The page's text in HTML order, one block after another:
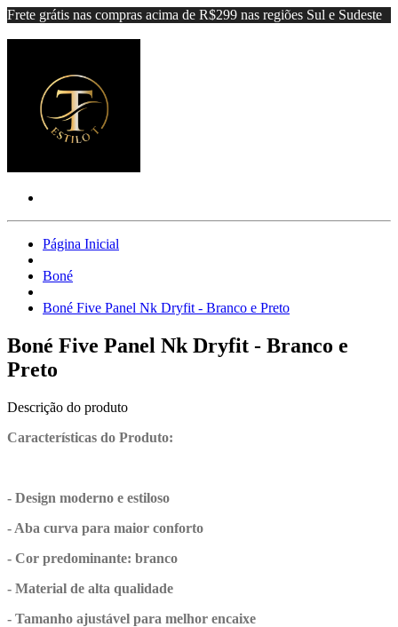
Frete grátis nas compras acima de R$299 nas regiões Sul e Sudeste
Página Inicial
Boné
Boné Five Panel Nk Dryfit - Branco e Preto
Boné Five Panel Nk Dryfit - Branco e
Preto
Descrição do produto
Características do Produto:
- Design moderno e estiloso
- Aba curva para maior conforto
- Cor predominante: branco
- Material de alta qualidade
- Tamanho ajustável para melhor encaixe